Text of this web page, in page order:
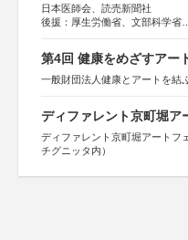
日本医師会、読売新聞社
後援：厚生労働省、文部科学省
しん生命保険株式会社
第4回 健康をめざすアー
一般財団法人健康とアートを結
ディファレント京町堀ア
ディファレント京町堀アートフ
チグニッタ内）